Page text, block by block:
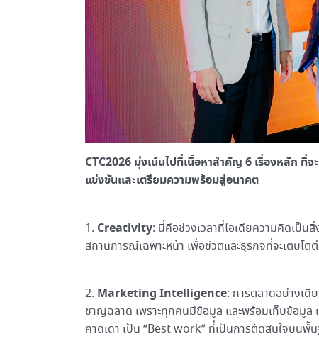
CTC2026 มุ่งเน้นไปที่เนื้อหาสำคัญ 6 เรื่องหลัก ที่
แข่งขันและเตรียมความพร้อมสู่อนาคต
1. Creativity: นี่คือช่วงเวลาที่ไอเดียความคิดเป็น
สถานการณ์เฉพาะหน้า เพื่อชีวิตและธุรกิจที่จะเติบโต
2. Marketing Intelligence: การตลาดอย่างเดี
ชาญฉลาด เพราะทุกคนมีข้อมูล และพร้อมเก็บข้อมู
คาดเดา เป็น “Best work” ที่เป็นการตัดสินใจบนพื้